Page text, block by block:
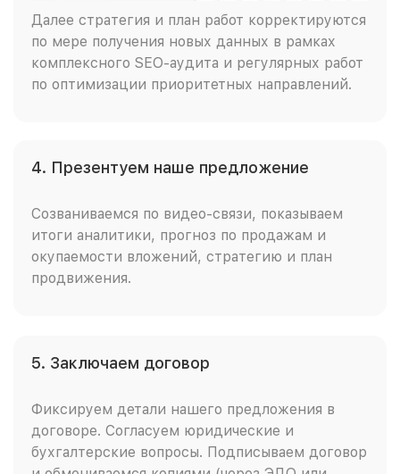
Далее стратегия и план работ корректируются
по мере получения новых данных в рамках
комплексного SEO-аудита и регулярных работ
по оптимизации приоритетных направлений.
4. Презентуем наше предложение
Созваниваемся по видео-связи, показываем
итоги аналитики, прогноз по продажам и
окупаемости вложений, стратегию и план
продвижения.
5. Заключаем договор
Фиксируем детали нашего предложения в
договоре. Согласуем юридические и
бухгалтерские вопросы. Подписываем договор